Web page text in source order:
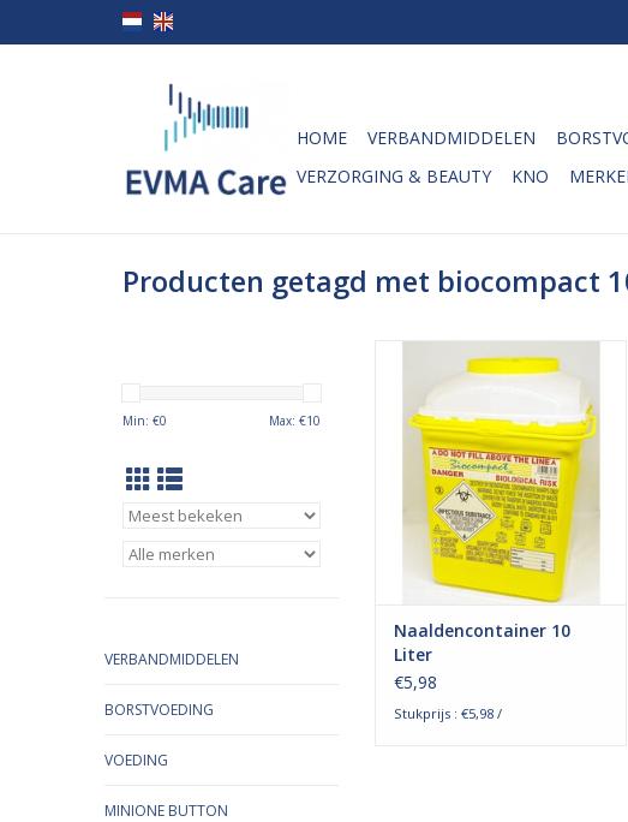
HOME VERBANDMIDDELEN
VERZORGING & BEAUTY
KNO
Producten getagd met biocompact
Min: €0 Max: €10
VERBANDMIDDELEN
BORSTVOEDING
VOEDING
MINIONE BUTTON
De Sanypick Biocompact
Naaldencontainer is ontwikkeld
gebruikte naalden, spuiten,
scalpelmesjes en bloedpipetten
te garanderen. De biocompact is
makkelijk, en veilig te gebruiken
en beschikt over drie
verschillende mechanismen om
TOEVOEGEN AAN WINKELWAGEN
Naaldencontainer 10
Liter
€5,98
Stukprijs : €5,98 /